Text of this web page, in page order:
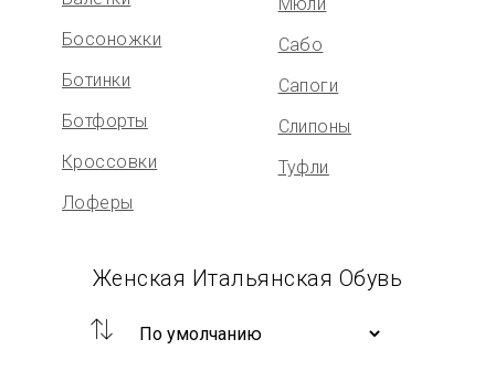
Босоножки
Ботинки
Ботфорты
Кроссовки
Лоферы
Сабо
Сапоги
Слипоны
Туфли
Женская Итальянская Обувь